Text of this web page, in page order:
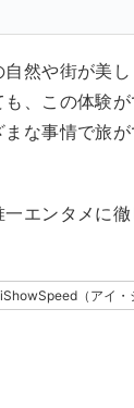
然や街が美
、この体験
な事情で旅
エンタメに徹
iShowSpeed（アイ・